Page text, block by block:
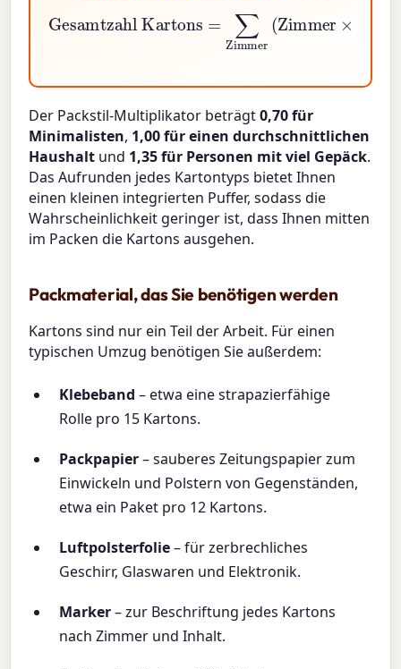
Gesamtzahl Kartons = ∑ Zimmer Zimmer ×
Kartons pro Zimmer Packstil-Multiplikator
Der Packstil-Multiplikator beträgt0,70 für
Minimalisten, 1,00 für einen durchschnittlichen
Haushalt und 1,35 für Personen mit viel Gepäck.
Das Aufrunden jedes Kartontyps bietet Ihnen
einen kleinen integrierten Puffer, sodass die
Wahrscheinlichkeit geringer ist, dass Ihnen mitten
im Packen die Kartons ausgehen.
Packmaterial, das Sie benötigen werden
Kartons sind nur ein Teil der Arbeit. Für einen
typischen Umzug benötigen Sie außerdem:
Klebeband – etwa eine strapazierfähige
Rolle pro 15 Kartons.
Packpapier– sauberes Zeitungspapier zum
Einwickeln und Polstern von Gegenständen,
etwa ein Paket pro 12 Kartons.
Luftpolsterfolie– für zerbrechliches
Geschirr, Glaswaren und Elektronik.
Marker– zur Beschriftung jedes Kartons
nach Zimmer und Inhalt.